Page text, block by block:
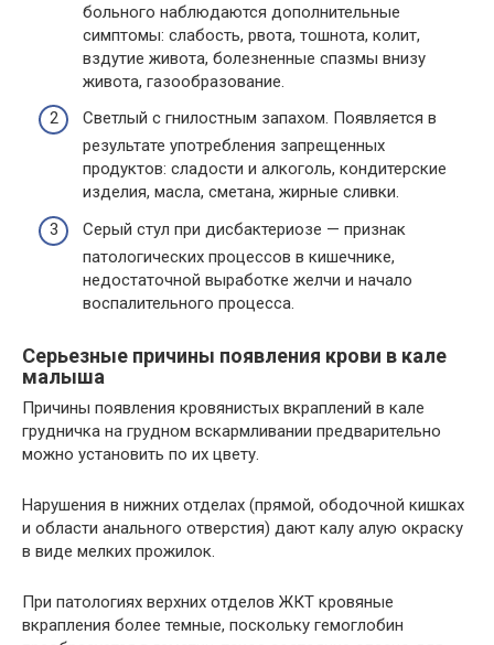
больного наблюдаются дополнительные
симптомы: слабость, рвота, тошнота, колит,
вздутие живота, болезненные спазмы внизу
живота, газообразование.
Светлый с гнилостным запахом. Появляется в
результате употребления запрещенных
продуктов: сладости и алкоголь, кондитерские
изделия, масла, сметана, жирные сливки.
Серый стул при дисбактериозе — признак
патологических процессов в кишечнике,
недостаточной выработке желчи и начало
воспалительного процесса.
Серьезные причины появления крови в кале
малыша
Причины появления кровянистых вкраплений в кале
грудничка на грудном вскармливании предварительно
можно установить по их цвету.
Нарушения в нижних отделах (прямой, ободочной кишках
и области анального отверстия) дают калу алую окраску
в виде мелких прожилок.
При патологиях верхних отделов ЖКТ кровяные
вкрапления более темные, поскольку гемоглобин